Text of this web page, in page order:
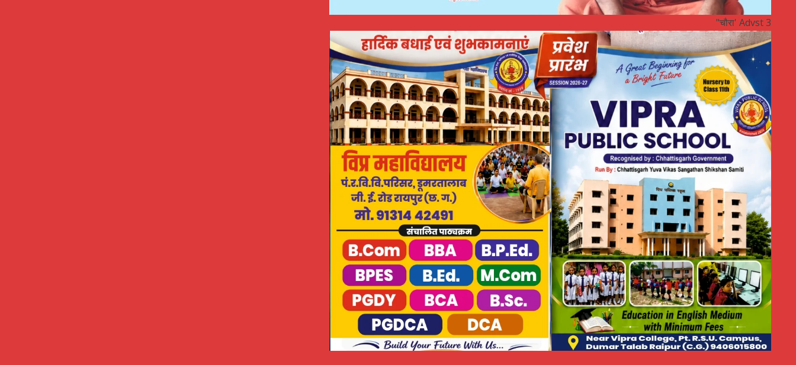
"चौरा' Advst 3